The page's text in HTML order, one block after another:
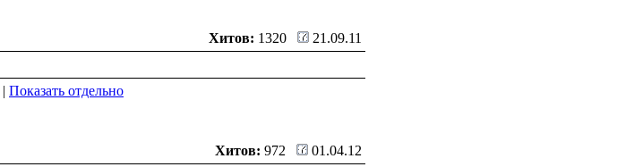
Хитов: 1320
21.09.11
| Показать отдельно
Хитов: 972
01.04.12